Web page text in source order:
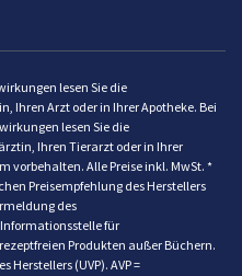
lesen Sie die
Ihren Arzt oder in Ihrer Apotheke. Bei
lesen Sie die
Ihren Tierarzt oder in Ihrer
vorbehalten. Alle Preise inkl. MwSt. *
Preisempfehlung des Herstellers
des
für
Produkten außer Büchern.
Herstellers (UVP). AVP =